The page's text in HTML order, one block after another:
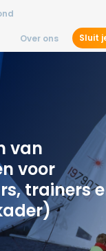
Over ons Sluit
van
voor
trainers